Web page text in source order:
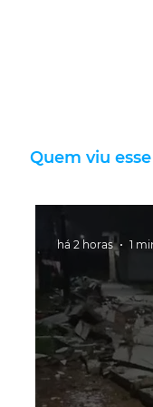
Quem viu
há 2 horas 1